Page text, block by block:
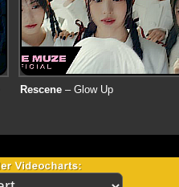
Rescene – Glow Up